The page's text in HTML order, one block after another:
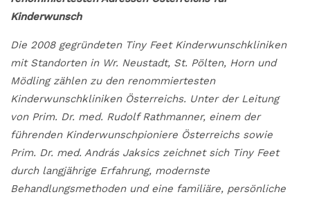
Kinderwunsch
Die 2008 gegründeten Tiny Feet Kinderwunschkliniken
mit Standorten in Wr. Neustadt, St. Pölten, Horn und
Mödling zählen zu den renommiertesten
Kinderwunschkliniken Österreichs. Unter der Leitung
von Prim. Dr. med. Rudolf Rathmanner, einem der
führenden Kinderwunschpioniere Österreichs sowie
Prim. Dr. med. András Jaksics zeichnet sich Tiny Feet
durch langjährige Erfahrung, modernste
Behandlungsmethoden und eine familiäre, persönliche